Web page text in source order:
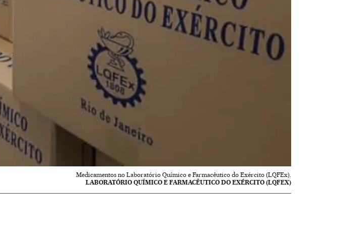
Medicamentos no Laboratório Químico e Farmacêutico do Exército (LQFEx).
LABORATÓRIO QUÍMICO E FARMACÊUTICO DO EXÉRCITO (LQFEX)